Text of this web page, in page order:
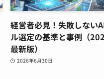
経営者必見！失敗しない
ル選定の基準と事例（
最新版）
2026年6月30日